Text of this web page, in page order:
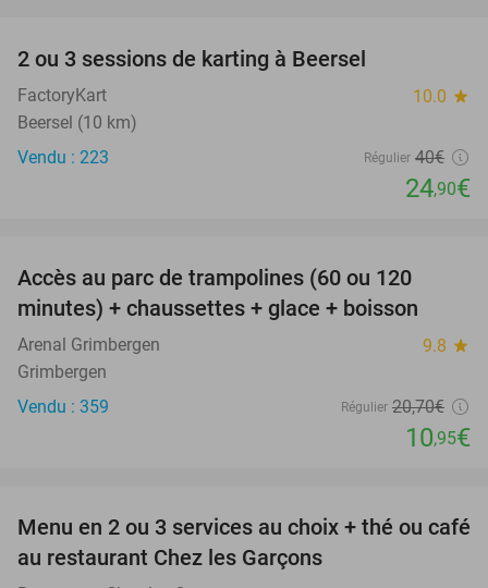
2 ou 3 sessions de karting à Beersel
FactoryKart 10.0 star
Beersel (10 km)
Vendu : 223
Régulier 40€
24,90€
Accès au parc de trampolines (60 ou 120
minutes) + chaussettes + glace + boisson
Arenal Grimbergen 9.8 star
Grimbergen
Vendu : 359
Régulier 20,70€
10,95€
38%
Menu en 2 ou 3 services au choix + thé ou café
au restaurant Chez les Garçons